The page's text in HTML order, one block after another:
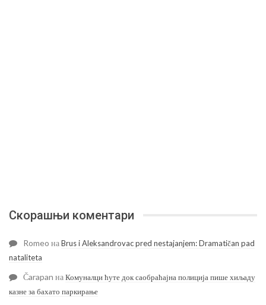
Скорашњи коментари
Romeo наBrus i Aleksandrovac pred nestajanjem: Dramatičan pad
nataliteta
Čarapan наКомуналци ћуте док саобраћајна полиција пише хиљаду
казне за бахато паркирање